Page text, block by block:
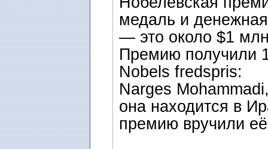
медаль и
— это около $1
Премию получили
Nobels fredspris:
Narges
она находится в
премию вручили